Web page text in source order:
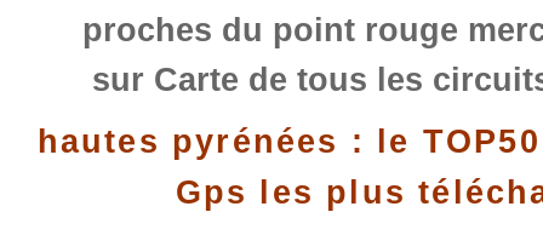
proches du point rouge
sur Carte de tous les
hautes pyrénées : le
Gps les plus